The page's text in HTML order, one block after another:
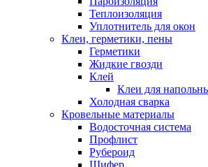
Теплоизоляция
Уплотнитель для окон
Клеи, герметики, пены
Герметики
Жидкие гвозди
Клей
Клеи для
Холодная сварка
Кровельные материалы
Водосточная система
Профлист
Рубероид
Шифер